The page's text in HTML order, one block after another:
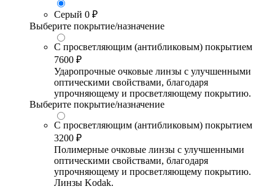
Серый 0 ₽
Выберите покрытие/назначение
С просветляющим (антибликовым) покрытием
7600 ₽
Ударопрочные очковые линзы с улучшенными
оптическими свойствами, благодаря
упрочняющему и просветляющему покрытию.
Выберите покрытие/назначение
С просветляющим (антибликовым) покрытием
3200 ₽
Полимерные очковые линзы с улучшенными
оптическими свойствами, благодаря
упрочняющему и просветляющему покрытию.
Линзы Kodak.